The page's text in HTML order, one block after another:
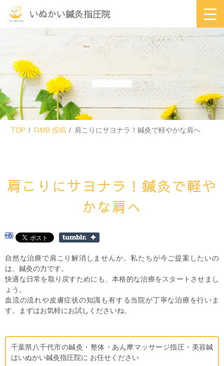
いぬかい鍼灸指圧院
TOP GMB 投稿 肩こりにサヨナラ！鍼灸で軽やかな肩へ
肩こりにサヨナラ！鍼灸で軽や
かな肩へ
自然な治療で肩こり解消しませんか。私たちが今ご提案したいの
は、鍼灸の力です。
快適な日常を取り戻すためにも、本格的な治療をスタートさせまし
ょう。
血流の流れや皮膚症状の知識も有する当院が丁寧な治療を行いま
す。まずはお気軽にお試しくださいね。
千葉県八千代市の鍼灸・整体・あん摩マッサージ指圧・美容鍼
はいぬかい鍼灸指圧院に お任せください